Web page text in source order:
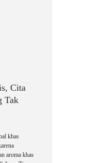
Cita
Tak
khas
aroma khas